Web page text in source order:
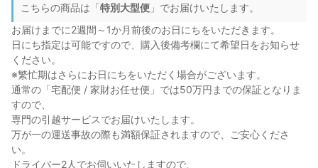
こちらの商品は「特別大型便 」でお届けいたします。
お届けまでに2週間～1か月前後のお日にちをいただきます。
日にち指定は可能ですので、購入後備考欄にて希望日をお知らせ
ください。
※繁忙期はさらにお日にちをいただく場合がございます。
通常の「宅配便 / 家財お任せ便」では50万円までの保証となりま
すので、
専門の引越サービスでお届けいたします。
万が一の運送事故の際も満額保証されますので、ご安心くださ
い。
ドライバー2人でお伺いいたしますので、